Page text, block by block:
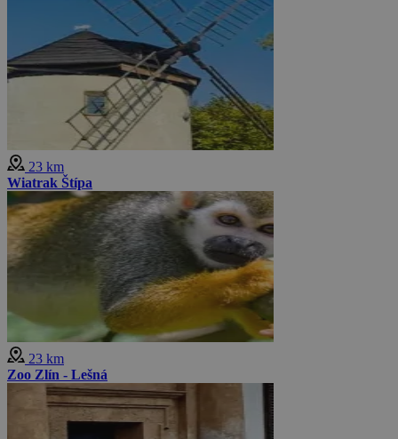
23 km
Wiatrak Štípa
23 km
Zoo Zlín - Lešná